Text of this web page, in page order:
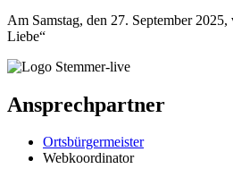
Am Samstag, den 27. September
Liebe“
Ansprechpartner
Ortsbürgermeister
Webkoordinator